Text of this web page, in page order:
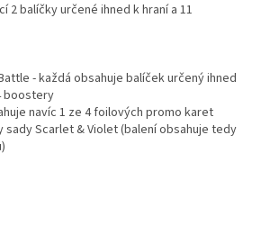
2 balíčky určené ihned k hraní a 11
- každá obsahuje balíček určený ihned
boostery
navíc 1 ze 4 foilových promo karet
Scarlet & Violet (balení obsahuje tedy